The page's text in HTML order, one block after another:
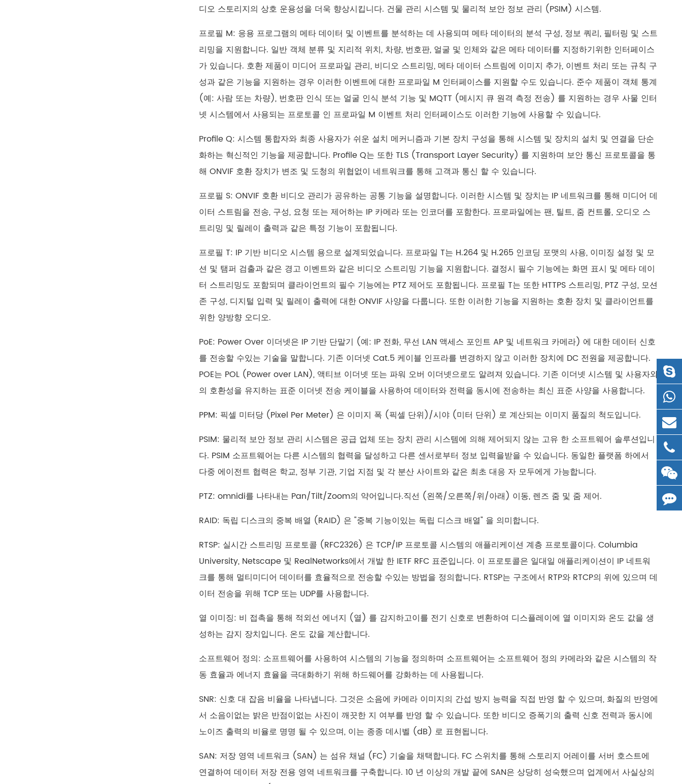
디오 스토리지의 상호 운용성을 더욱 향상시킵니다. 건물 관리 시스템 및 물리적 보안 정보 관리 (PSIM) 시스템.
프로필 M: 응용 프로그램의 메타 데이터 및 이벤트를 분석하는 데 사용되며 메타 데이터의 분석 구성, 정보 쿼리, 필터링 및 스트
리밍을 지원합니다. 일반 객체 분류 및 지리적 위치, 차량, 번호판, 얼굴 및 인체와 같은 메타 데이터를 지정하기위한 인터페이스
가 있습니다. 호환 제품이 미디어 프로파일 관리, 비디오 스트리밍, 메타 데이터 스트림에 이미지 추가, 이벤트 처리 또는 규칙 구
성과 같은 기능을 지원하는 경우 이러한 이벤트에 대한 프로파일 M 인터페이스를 지원할 수도 있습니다. 준수 제품이 객체 통계
(예: 사람 또는 차량), 번호판 인식 또는 얼굴 인식 분석 기능 및 MQTT (메시지 큐 원격 측정 전송) 를 지원하는 경우 사물 인터
넷 시스템에서 사용되는 프로토콜 인 프로파일 M 이벤트 처리 인터페이스도 이러한 기능에 사용할 수 있습니다.
Profile Q: 시스템 통합자와 최종 사용자가 쉬운 설치 메커니즘과 기본 장치 구성을 통해 시스템 및 장치의 설치 및 연결을 단순
화하는 혁신적인 기능을 제공합니다. Profile Q는 또한 TLS (Transport Layer Security) 를 지원하며 보안 통신 프로토콜을 통
해 ONVIF 호환 장치가 변조 및 도청의 위협없이 네트워크를 통해 고객과 통신 할 수 있습니다.
프로필 S: ONVIF 호환 비디오 관리가 공유하는 공통 기능을 설명합니다. 이러한 시스템 및 장치는 IP 네트워크를 통해 미디어 데
이터 스트림을 전송, 구성, 요청 또는 제어하는 IP 카메라 또는 인코더를 포함한다. 프로파일에는 팬, 틸트, 줌 컨트롤, 오디오 스
트리밍 및 릴레이 출력과 같은 특정 기능이 포함됩니다.
프로필 T: IP 기반 비디오 시스템 용으로 설계되었습니다. 프로파일 T는 H.264 및 H.265 인코딩 포맷의 사용, 이미징 설정 및 모
션 및 탬퍼 검출과 같은 경고 이벤트와 같은 비디오 스트리밍 기능을 지원합니다. 결정시 필수 기능에는 화면 표시 및 메타 데이
터 스트리밍도 포함되며 클라이언트의 필수 기능에는 PTZ 제어도 포함됩니다. 프로필 T는 또한 HTTPS 스트리밍, PTZ 구성, 모션
존 구성, 디지털 입력 및 릴레이 출력에 대한 ONVIF 사양을 다룹니다. 또한 이러한 기능을 지원하는 호환 장치 및 클라이언트를
위한 양방향 오디오.
PoE: Power Over 이더넷은 IP 기반 단말기 (예: IP 전화, 무선 LAN 액세스 포인트 AP 및 네트워크 카메라) 에 대한 데이터 신호
를 전송할 수있는 기술을 말합니다. 기존 이더넷 Cat.5 케이블 인프라를 변경하지 않고 이러한 장치에 DC 전원을 제공합니다.
POE는 POL (Power over LAN), 액티브 이더넷 또는 파워 오버 이더넷으로도 알려져 있습니다. 기존 이더넷 시스템 및 사용자와
의 호환성을 유지하는 표준 이더넷 전송 케이블을 사용하여 데이터와 전력을 동시에 전송하는 최신 표준 사양을 사용합니다.
PPM: 픽셀 미터당 (Pixel Per Meter) 은 이미지 폭 (픽셀 단위)/시야 (미터 단위) 로 계산되는 이미지 품질의 척도입니다.
PSIM: 물리적 보안 정보 관리 시스템은 공급 업체 또는 장치 관리 시스템에 의해 제어되지 않는 고유 한 소프트웨어 솔루션입니
다. PSIM 소프트웨어는 다른 시스템의 협력을 달성하고 다른 센서로부터 정보 입력을받을 수 있습니다. 동일한 플랫폼 하에서
다중 에이전트 협력은 학교, 정부 기관, 기업 지점 및 각 분산 사이트와 같은 최초 대응 자 모두에게 가능합니다.
PTZ: omnidi를 나타내는 Pan/Tilt/Zoom의 약어입니다.직선 (왼쪽/오른쪽/위/아래) 이동, 렌즈 줌 및 줌 제어.
RAID: 독립 디스크의 중복 배열 (RAID) 은 "중복 기능이있는 독립 디스크 배열" 을 의미합니다.
RTSP: 실시간 스트리밍 프로토콜 (RFC2326) 은 TCP/IP 프로토콜 시스템의 애플리케이션 계층 프로토콜이다. Columbia
University, Netscape 및 RealNetworks에서 개발 한 IETF RFC 표준입니다. 이 프로토콜은 일대일 애플리케이션이 IP 네트워
크를 통해 멀티미디어 데이터를 효율적으로 전송할 수있는 방법을 정의합니다. RTSP는 구조에서 RTP와 RTCP의 위에 있으며 데
이터 전송을 위해 TCP 또는 UDP를 사용합니다.
열 이미징: 비 접촉을 통해 적외선 에너지 (열) 를 감지하고이를 전기 신호로 변환하여 디스플레이에 열 이미지와 온도 값을 생
성하는 감지 장치입니다. 온도 값을 계산합니다.
소프트웨어 정의: 소프트웨어를 사용하여 시스템의 기능을 정의하며 소프트웨어는 소프트웨어 정의 카메라와 같은 시스템의 작
동 효율과 에너지 효율을 극대화하기 위해 하드웨어를 강화하는 데 사용됩니다.
SNR: 신호 대 잡음 비율을 나타냅니다. 그것은 소음에 카메라 이미지의 간섭 방지 능력을 직접 반영 할 수 있으며, 화질의 반영에
서 소음이없는 밝은 반점이없는 사진이 깨끗한 지 여부를 반영 할 수 있습니다. 또한 비디오 증폭기의 출력 신호 전력과 동시에
노이즈 출력의 비율로 명명 될 수 있으며, 이는 종종 데시벨 (dB) 로 표현됩니다.
SAN: 저장 영역 네트워크 (SAN) 는 섬유 채널 (FC) 기술을 채택합니다. FC 스위치를 통해 스토리지 어레이를 서버 호스트에
연결하여 데이터 저장 전용 영역 네트워크를 구축합니다. 10 년 이상의 개발 끝에 SAN은 상당히 성숙했으며 업계에서 사실상의